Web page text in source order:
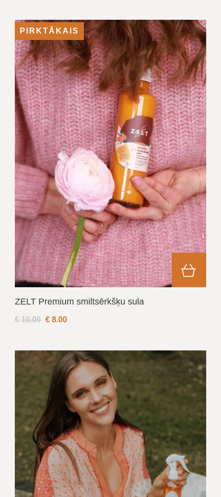
PIRKTĀKAIS
ZELT Premium smiltsērkšķu sula
€ 10.00 € 8.00